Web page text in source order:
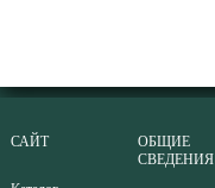
САЙТ
ОБЩИЕ
СВЕДЕНИЯ